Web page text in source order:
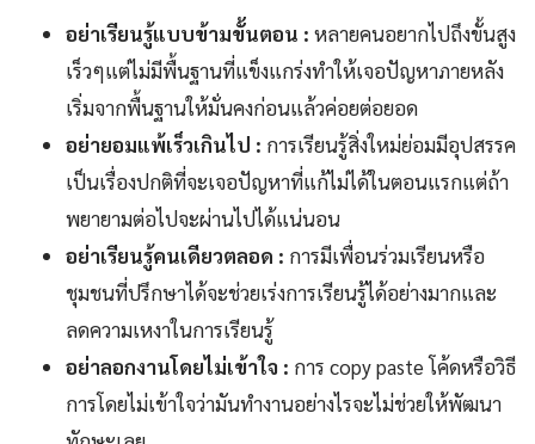
อย่าเรียนรู้แบบข้ามขั้นตอน : หลายคนอยากไปถึงขั้นสูง
เร็วๆแต่ไม่มีพื้นฐานที่แข็งแกร่งทำให้เจอปัญหาภายหลัง
เริ่มจากพื้นฐานให้มั่นคงก่อนแล้วค่อยต่อยอด
อย่ายอมแพ้เร็วเกินไป : การเรียนรู้สิ่งใหม่ย่อมมีอุปสรรค
เป็นเรื่องปกติที่จะเจอปัญหาที่แก้ไม่ได้ในตอนแรกแต่ถ้า
พยายามต่อไปจะผ่านไปได้แน่นอน
อย่าเรียนรู้คนเดียวตลอด : การมีเพื่อนร่วมเรียนหรือ
ชุมชนที่ปรึกษาได้จะช่วยเร่งการเรียนรู้ได้อย่างมากและ
ลดความเหงาในการเรียนรู้
อย่าลอกงานโดยไม่เข้าใจ : การ copy paste โค้ดหรือวิธี
การโดยไม่เข้าใจว่ามันทำงานอย่างไรจะไม่ช่วยให้พัฒนา